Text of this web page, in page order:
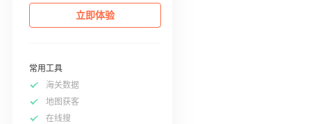
立即体验
常用工具
海关数据
地图获客
在线搜